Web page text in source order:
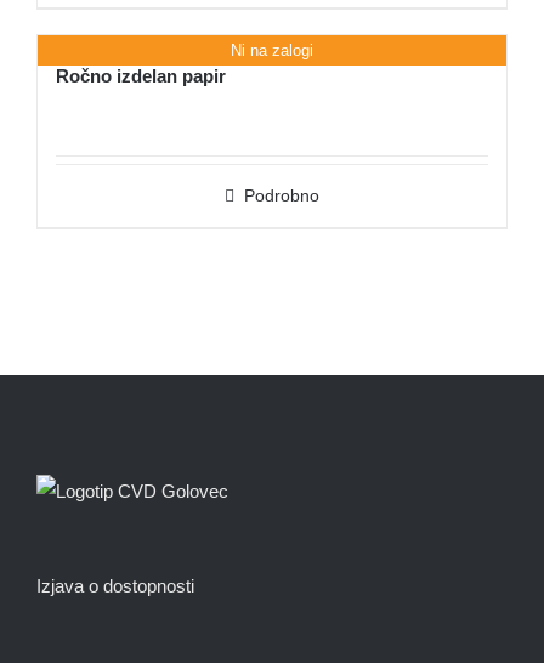
Ni na zalogi
Ročno izdelan papir
Podrobno
Izjava o dostopnosti